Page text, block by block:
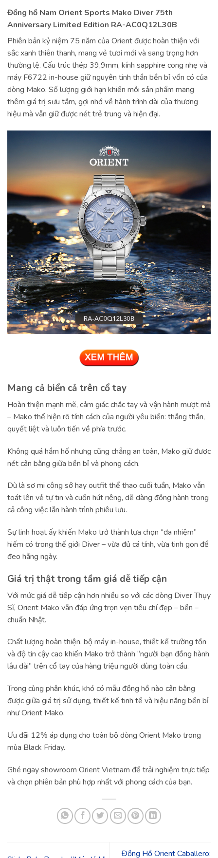
Đồng hồ Nam Orient Sports Mako Diver 75th
Anniversary Limited Edition RA-AC0Q12L30B
Phiên bản kỷ niệm 75 năm của Orient được hoàn thiện với
sắc xanh thiên thanh, mang vẻ tươi mới và sang trọng hơn
thường lệ. Cấu trúc thép 39,9mm, kính sapphire cong nhẹ và
máy F6722 in-house giữ nguyên tinh thần bền bỉ vốn có của
dòng Mako. Số lượng giới hạn khiến mỗi sản phẩm mang
thêm giá trị sưu tầm, gợi nhớ về hành trình dài của thương
hiệu mà vẫn giữ được nét trẻ trung và hiện đại.
Mang cả biển cả trên cổ tay
Hoàn thiện mạnh mẽ, cảm giác chắc tay và vận hành mượt mà
– Mako thể hiện rõ tính cách của người yêu biển: thẳng thắn,
quyết liệt và luôn tiến về phía trước.
Không quá hầm hố nhưng cũng chẳng an toàn, Mako giữ được
nét cân bằng giữa bền bỉ và phong cách.
Dù là sơ mi công sở hay outfit thể thao cuối tuần, Mako vẫn
toát lên vẻ tự tin và cuốn hút riêng, dễ dàng đồng hành trong
cả công việc lẫn hành trình phiêu lưu.
Sự linh hoạt ấy khiến Mako trở thành lựa chọn “đa nhiệm”
hiếm có trong thế giới Diver – vừa đủ cá tính, vừa tinh gọn để
đeo hằng ngày.
Giá trị thật trong tầm giá dễ tiếp cận
Với mức giá dễ tiếp cận hơn nhiều so với các dòng Diver Thụy
Sĩ, Orient Mako vẫn đáp ứng trọn vẹn tiêu chí đẹp – bền –
chuẩn Nhật.
Chất lượng hoàn thiện, bộ máy in-house, thiết kế trường tồn
và độ tin cậy cao khiến Mako trở thành “người bạn đồng hành
lâu dài” trên cổ tay của hàng triệu người dùng toàn cầu.
Trong cùng phân khúc, khó có mẫu đồng hồ nào cân bằng
được giữa giá trị sử dụng, thiết kế tinh tế và hiệu năng bền bỉ
như Orient Mako.
Ưu đãi 12% áp dụng cho toàn bộ dòng Orient Mako trong
mùa Black Friday.
Ghé ngay showroom Orient Vietnam để trải nghiệm trực tiếp
và chọn phiên bản phù hợp nhất với phong cách của bạn.
Đồng Hồ Orient Caballero: